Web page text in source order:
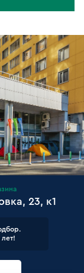
23, к1
лет!